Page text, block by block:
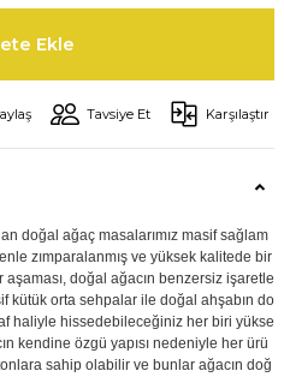
Ekle
Tavsiye Et Karşılaştır
doğal ağaç masalarımız masif sağlam
zımparalanmış ve yüksek kalitede bir
doğal ağacın benzersiz işaretle
kütük orta sehpalar ile doğal ahşabın do
saf haliyle hissedebileceğiniz her biri yükse
kendine özgü yapısı nedeniyle her ürü
sahip olabilir ve bunlar ağacın doğ